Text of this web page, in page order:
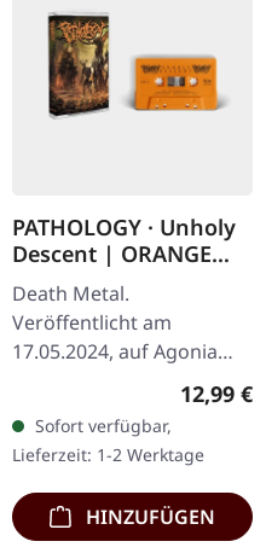
PATHOLOGY · Unholy
Descent | ORANGE
TAPE
Death Metal.
Veröffentlicht am
17.05.2024, auf Agonia
Records. Orangefarbene
Pathology kehren mit
ihrem neuesten
vernichtenden Werk…
12,99 €
Sofort verfügbar,
Lieferzeit: 1-2 Werktage
HINZUFÜGEN